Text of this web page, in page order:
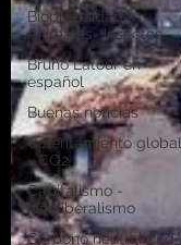
Biodiversidad -
Animales- Insectos
Bruno Latour en
español
Buenas noticias
Calentamiento global
- CO2
Capitalismo -
Neoliberalismo
Carbono neutralidad